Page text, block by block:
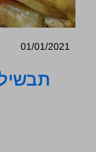
01/01/2021